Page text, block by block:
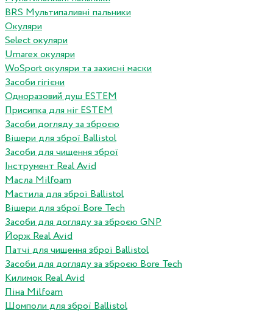
BRS Мультипаливні пальники
Окуляри
Select окуляри
Umarex окуляри
WoSport окуляри та захисні маски
Засоби гігієни
Одноразовий душ ESTEM
Присипка для ніг ESTEM
Засоби догляду за зброєю
Вішери для зброї Ballistol
Засоби для чищення зброї
Інструмент Real Avid
Масла Milfoam
Мастила для зброї Ballistol
Вішери для зброї Bore Tech
Засоби для догляду за зброєю GNP
Йорж Real Avid
Патчі для чищення зброї Ballistol
Засоби для догляду за зброєю Bore Tech
Килимок Real Avid
Піна Milfoam
Шомполи для зброї Ballistol